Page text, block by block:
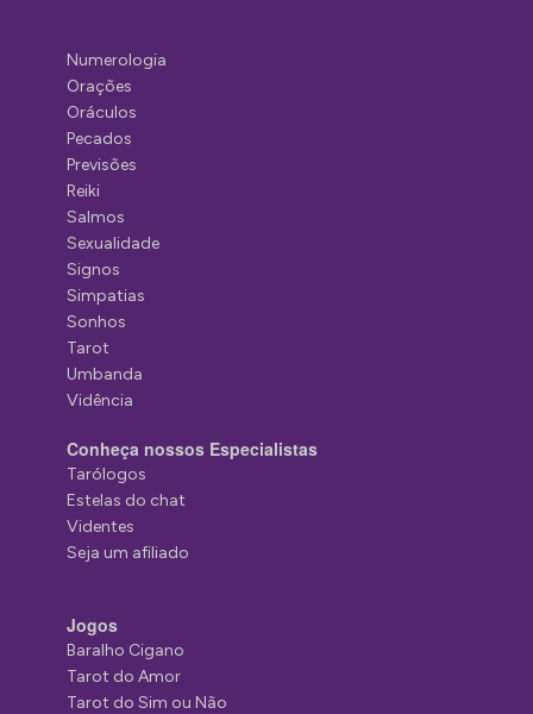
Numerologia
Orações
Oráculos
Pecados
Previsões
Reiki
Salmos
Sexualidade
Signos
Simpatias
Sonhos
Tarot
Umbanda
Vidência
Conheça nossos Especialistas
Tarólogos
Estelas do chat
Videntes
Seja um afiliado
Jogos
Baralho Cigano
Tarot do Amor
Tarot do Sim ou Não